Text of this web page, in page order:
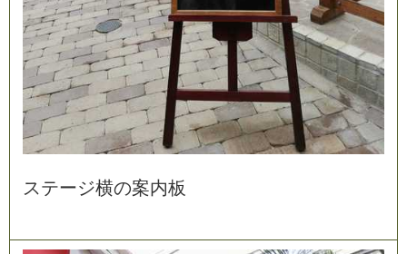
ステージ横の案内板